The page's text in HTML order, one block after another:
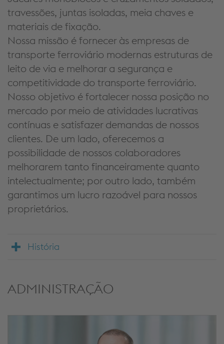
travessões, juntas isoladas, meia chaves e
materiais de fixação.
Nossa missão é fornecer às empresas de
transporte ferroviário modernas estruturas de
leito de via e melhorar a segurança e
competitividade do transporte ferroviário.
Nosso objetivo é fortalecer nossa posição no
mercado por meio de atividades lucrativas
contínuas e satisfazer demandas de nossos
clientes. De um lado, oferecemos a
possibilidade de nossos colaboradores
melhorarem tanto financeiramente quanto
intelectualmente; por outro lado, também
garantimos um lucro razoável para nossos
proprietários.
História
ADMINISTRAÇÃO